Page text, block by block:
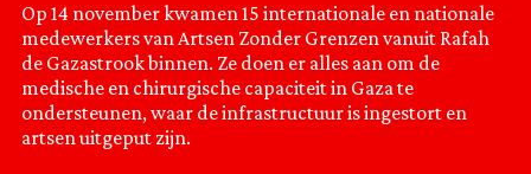
Op 14 november kwamen 15 internationale en nationale
medewerkers van Artsen Zonder Grenzen vanuit Rafah
de Gazastrook binnen. Ze doen er alles aan om de
medische en chirurgische capaciteit in Gaza te
ondersteunen, waar de infrastructuur is ingestort en
artsen uitgeput zijn.